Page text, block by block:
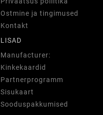
Ostmine ja tingimused
Kontakt
LISAD
Manufacturer:
Kinkekaardid
Partnerprogramm
Sisukaart
Sooduspakkumised